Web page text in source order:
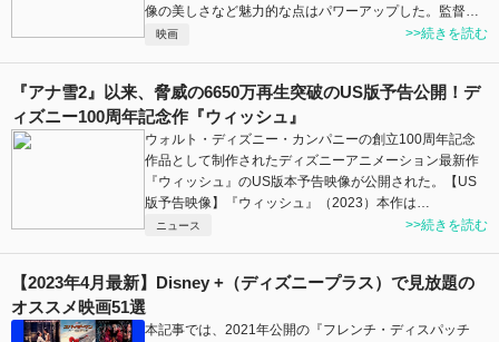
像の美しさなど魅力的な点はパワーアップした。監督…
映画 >>続きを読む
『アナ雪2』以来、脅威の6650万再生突破のUS版予告公開！デ
ィズニー100周年記念作『ウィッシュ』
ウォルト・ディズニー・カンパニーの創立100周年記念
作品として制作されたディズニーアニメーション最新作
『ウィッシュ』のUS版本予告映像が公開された。【US
版予告映像】『ウィッシュ』（2023）本作は…
ニュース >>続きを読む
【2023年4月最新】Disney +（ディズニープラス）で見放題の
オススメ映画51選
本記事では、2021年公開の『フレンチ・ディスパッチ